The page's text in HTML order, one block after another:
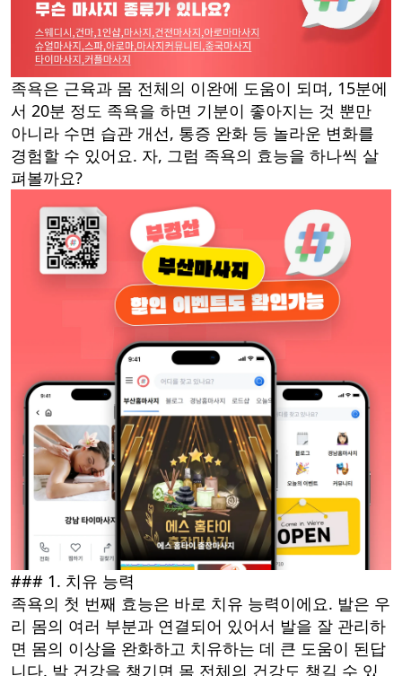
족욕은 근육과 몸 전체의 이완에 도움이 되며, 15분에
서 20분 정도 족욕을 하면 기분이 좋아지는 것 뿐만
아니라 수면 습관 개선, 통증 완화 등 놀라운 변화를
경험할 수 있어요. 자, 그럼 족욕의 효능을 하나씩 살
펴볼까요?
### 1. 치유 능력
족욕의 첫 번째 효능은 바로 치유 능력이에요. 발은 우
리 몸의 여러 부분과 연결되어 있어서 발을 잘 관리하
면 몸의 이상을 완화하고 치유하는 데 큰 도움이 된답
니다. 발 건강을 챙기면 몸 전체의 건강도 챙길 수 있